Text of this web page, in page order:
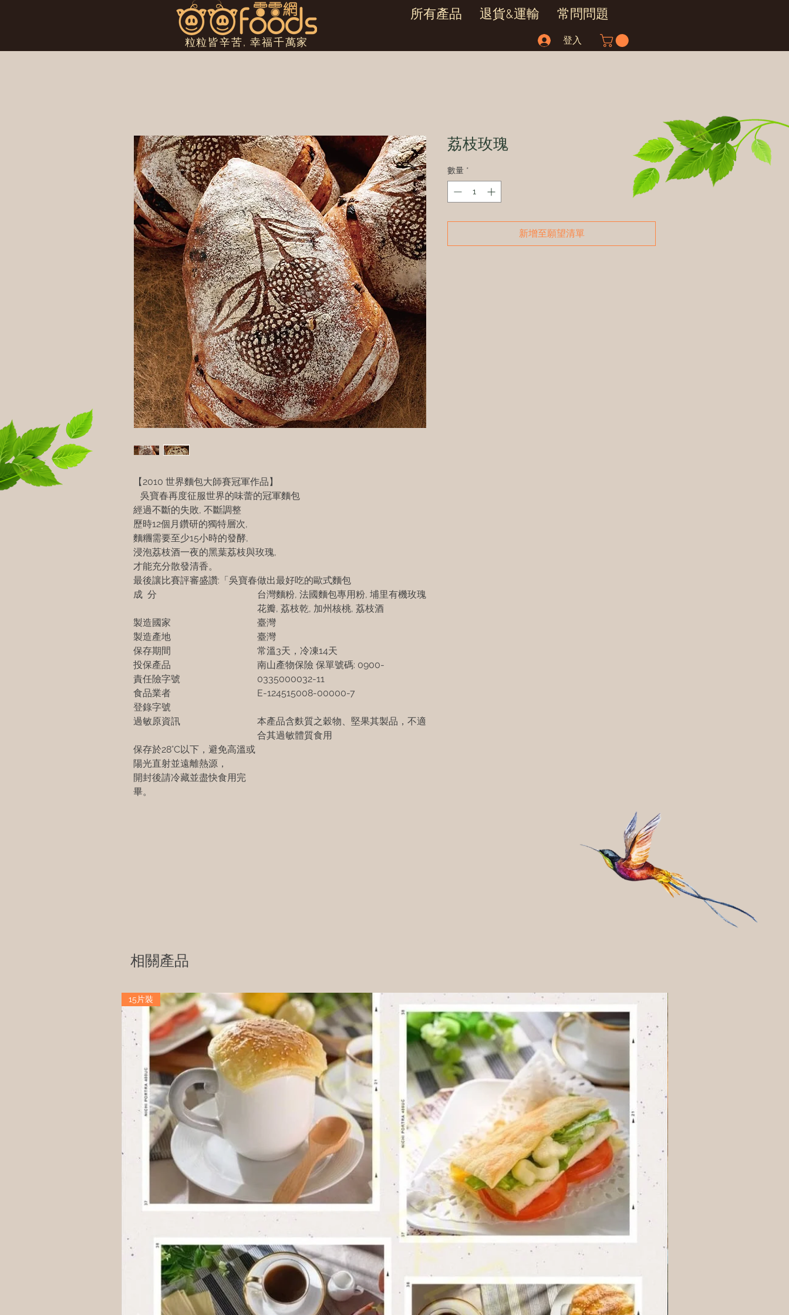
粒粒皆辛苦, 幸福千萬家
所有產品 退貨&運輸 常問問題
登入
【2010 世界麵包大師賽冠軍作品】
吳寶春再度征服世界的味蕾的冠軍麵包
經過不斷的失敗, 不斷調整
歷時12個月鑽研的獨特層次,
麵糰需要至少15小時的發酵,
浸泡荔枝酒一夜的黑葉荔枝與玫瑰,
才能充分散發清香。
最後讓比賽評審盛讚:「吳寶春做出最好吃的歐式麵包
成 分
台灣麵粉, 法國麵包專用粉, 埔里有機玫瑰
花瓣, 荔枝乾, 加州核桃, 荔枝酒
製造國家
臺灣
製造產地
臺灣
保存期間
常溫3天，冷凍14天
投保產品
責任險字號
南山產物保險 保單號碼: 0900-
0335000032-11
食品業者
登錄字號
E-124515008-00000-7
過敏原資訊
本產品含麩質之穀物、堅果其製品，不適
合其過敏體質食用
保存於28°C以下，避免高溫或
陽光直射並遠離熱源，
開封後請冷藏並盡快食用完
畢。
荔枝玫瑰
數量 *
新增至願望清單
相關產品
15片裝